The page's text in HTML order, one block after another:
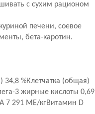
с сухим рационом
печени, соевое
бета-каротин.
%Клетчатка (общая)
3 жирные кислоты 0,69
7 291 МЕ/кгВитамин D